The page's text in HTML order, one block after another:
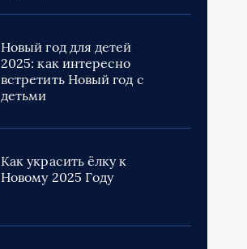
Новый год для детей
2025: как интересно
встретить Новый год с
детьми
Как украсить ёлку к
Новому 2025 Году